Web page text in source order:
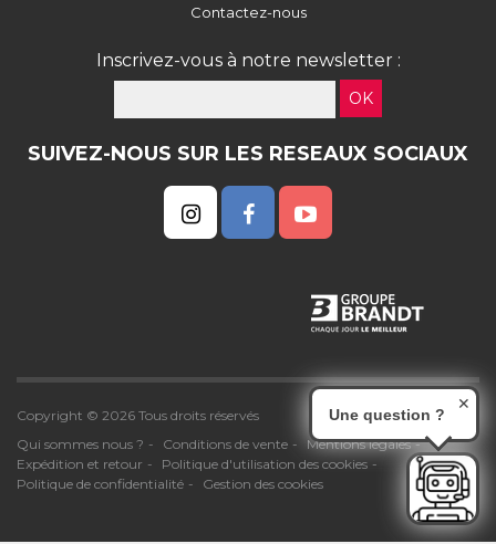
Contactez-nous
Inscrivez-vous à notre newsletter :
OK
SUIVEZ-NOUS SUR LES RESEAUX SOCIAUX
Copyright © 2026 Tous droits réservés
Qui sommes nous ?
Conditions de vente
Mentions légales
Expédition et retour
Politique d'utilisation des cookies
Politique de confidentialité
Gestion des cookies
Une question ?
✕